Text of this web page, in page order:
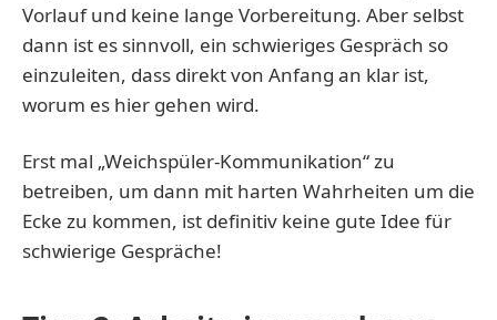
Vorlauf und keine lange Vorbereitung. Aber selbst
dann ist es sinnvoll, ein schwieriges Gespräch so
einzuleiten, dass direkt von Anfang an klar ist,
worum es hier gehen wird.
Erst mal „Weichspüler-Kommunikation“ zu
betreiben, um dann mit harten Wahrheiten um die
Ecke zu kommen, ist definitiv keine gute Idee für
schwierige Gespräche!